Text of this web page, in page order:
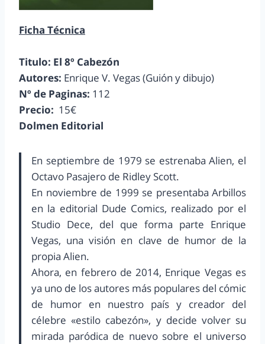
Ficha Técnica
Titulo: El 8º Cabezón
Autores: Enrique V. Vegas (Guión y dibujo)
Nº de Paginas: 112
Precio: 15€
Dolmen Editorial
En septiembre de 1979 se estrenaba Alien, el
Octavo Pasajero de Ridley Scott.
En noviembre de 1999 se presentaba Arbillos
en la editorial Dude Comics, realizado por el
Studio Dece, del que forma parte Enrique
Vegas, una visión en clave de humor de la
propia Alien.
Ahora, en febrero de 2014, Enrique Vegas es
ya uno de los autores más populares del cómic
de humor en nuestro país y creador del
célebre «estilo cabezón», y decide volver su
mirada paródica de nuevo sobre el universo